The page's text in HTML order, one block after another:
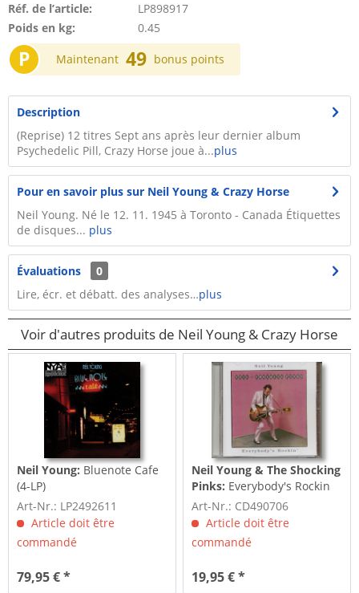
Réf. de l’article:
LP898917
Poids en kg:
0.45
P Maintenant 49 bonus points
Description
(Reprise) 12 titres Sept ans après leur dernier album
Psychedelic Pill, Crazy Horse joue à...plus
Pour en savoir plus sur Neil Young & Crazy Horse
Neil Young. Né le 12. 11. 1945 à Toronto - Canada Étiquettes
de disques... plus
Évaluations
0
Lire, écr. et débatt. des analyses…plus
Voir d'autres produits de Neil Young & Crazy Horse
Neil Young: Bluenote Cafe
(4-LP)
Art-Nr.: LP2492611
Article doit être
commandé
79,95 € *
Neil Young & The Shocking
Pinks: Everybody's Rockin
(CD)
Art-Nr.: CD490706
Article doit être
commandé
19,95 € *